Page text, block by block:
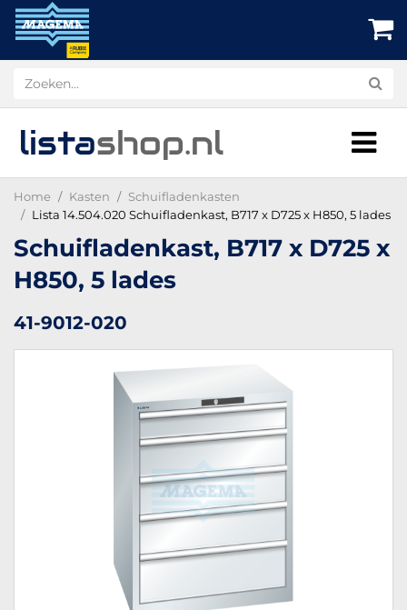
listashop.nl
Home Kasten
Schuifladenkasten
Lista 14.504.020 Schuifladenkast, B717 x D725 x H850, 5 lades
Schuifladenkast, B717 x D725 x
H850, 5 lades
41-9012-020